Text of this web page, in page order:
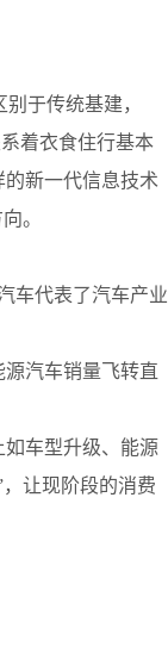
于传统基建，
着衣食住行基本
新一代信息技术
。
车代表了汽车产业
汽车销量飞转直
车型升级、能源
让现阶段的消费